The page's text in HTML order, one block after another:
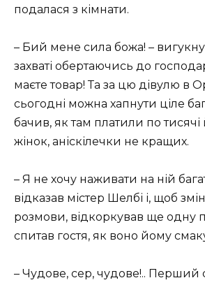
подалася з кімнати.
– Бий мене сила божа! –
захваті обертаючись до
маєте товар! Та за цю дівулю в
сьогодні можна хапнути ціле
бачив, як там платили по тисячі
жінок, аніскілечки не кращих.
– Я не хочу наживати на ній
відказав містер Шелбі і, щоб
розмови, відкоркував ще одну
спитав гостя, як воно йому
– Чудове, сер, чудове!.. Перший